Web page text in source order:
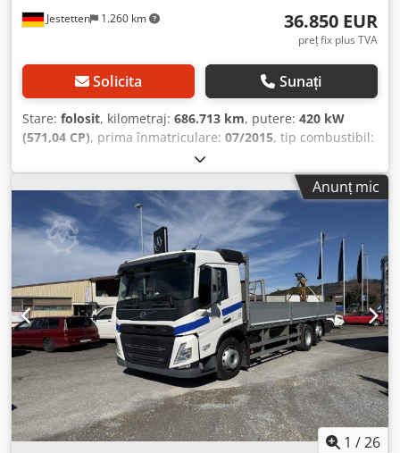
Jestetten 1.260 km 36.850 EUR
preț fix plus TVA
Solicita Sunați
Stare: folosit, kilometraj: 686.713 km, putere: 420 kW
(571,04 CP), prima înmatriculare: 07/2015, tip combustibil:
12.880 kg
de încărcare:19.120 kg, dimensiunea anvelopei:315 / 80 R
22.5 / 11mm, configurație ax:8x2, următoarea inspecție
(TÜV):01/2026 , cabină șofer: cabina de zi, tip de angrenaj:
automat, clasă de emisii:Euro 6 , suspensie: oțel-aer
număr de locuri:2, lungime totală:-2 mm, lățime totală:
, dimensiunea anvelopei din față:
315 / 80 R
22.5 / 11mm, greutate operațională:32.000 kg, Dotări:aer
condiționat,
Anunț mic
1 /26